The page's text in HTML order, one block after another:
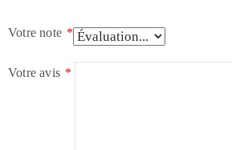
Votre note *
Votre avis *